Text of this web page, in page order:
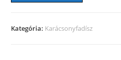
piros
Kategória: Karácsonyfadísz